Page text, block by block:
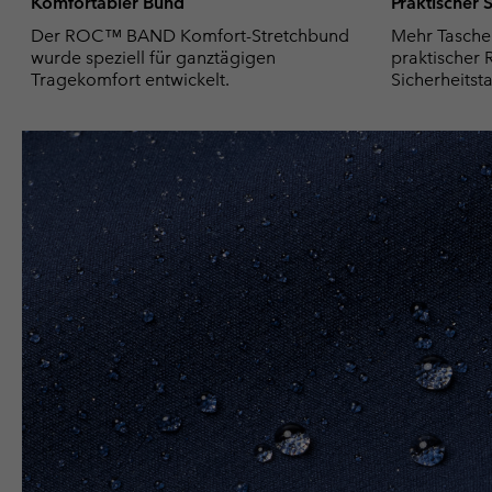
Der ROC™ BAND Komfort-Stretchbund
wurde speziell für ganztägigen
Tragekomfort entwickelt.
Mehr
praktischer